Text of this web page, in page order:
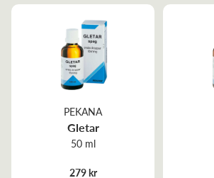
PEKANA
Gletar
50 ml
279 kr